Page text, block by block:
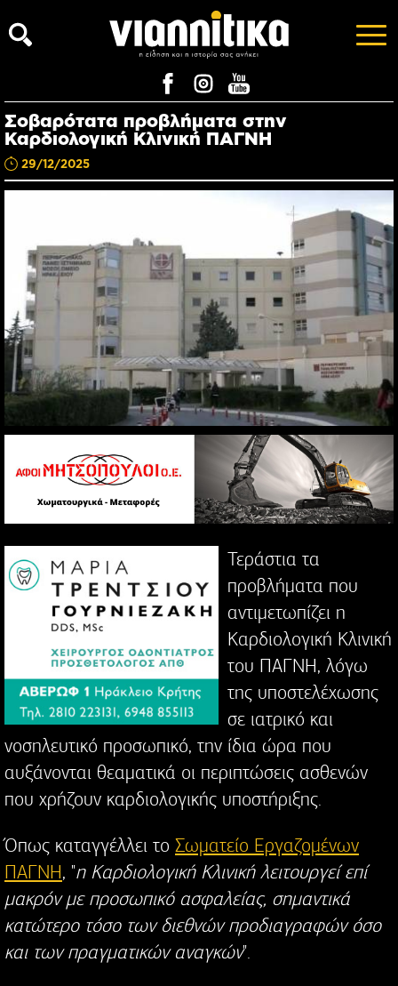
Σοβαρότατα προβλήματα στην
Καρδιολογική Κλινική ΠΑΓΝΗ
29/12/2025
Τεράστια τα
προβλήματα που
αντιμετωπίζει η
Καρδιολογική Κλινική
του ΠΑΓΝΗ, λόγω
της υποστελέχωσης
σε ιατρικό και
νοσηλευτικό προσωπικό, την ίδια ώρα που
αυξάνονται θεαματικά οι περιπτώσεις ασθενών
που χρήζουν καρδιολογικής υποστήριξης.
Όπως καταγγέλλει το Σωματείο Εργαζομένων
ΠΑΓΝΗ, "η Καρδιολογική Κλινική λειτουργεί επί
μακρόν με προσωπικό ασφαλείας, σημαντικά
κατώτερο τόσο των διεθνών προδιαγραφών όσο
και των πραγματικών αναγκών".